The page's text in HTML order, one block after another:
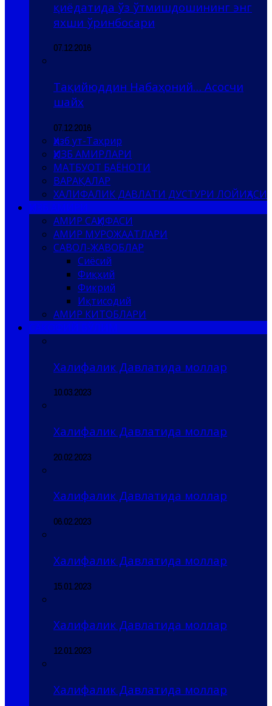
қиёдатида ўз ўтмишдошининг энг
яхши ўринбосари
07.12.2016
Тақийюддин Набаҳоний… Асосчи
шайх
07.12.2016
Ҳизб ут-Таҳрир
ҲИЗБ АМИРЛАРИ
МАТБУОТ БАЁНОТИ
ВАРАҚАЛАР
ХАЛИФАЛИК ДАВЛАТИ ДУСТУРИ ЛОЙИҲАСИ
АМИР САҲИФАСИ
АМИР МУРОЖААТЛАРИ
САВОЛ-ЖАВОБЛАР
Сиёсий
Фиқҳий
Фикрий
Иқтисодий
АМИР КИТОБЛАРИ
Халифалик Давлатида моллар
10.03.2023
Халифалик Давлатида моллар
20.02.2023
Халифалик Давлатида моллар
06.02.2023
Халифалик Давлатида моллар
15.01.2023
Халифалик Давлатида моллар
12.01.2023
Халифалик Давлатида моллар